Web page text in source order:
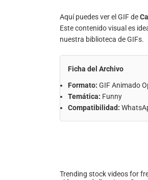
Aquí puedes ver el GIF de
Este contenido visual es
nuestra biblioteca de GIFs.
Ficha del Archivo
Formato: GIF Animado
Temática: Funny
Compatibilidad:
Trending stock videos for